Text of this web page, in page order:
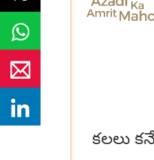
కలలు